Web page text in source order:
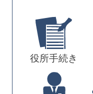
役所手続き